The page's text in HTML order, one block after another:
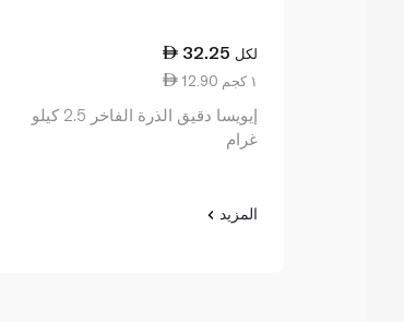
32.25 لكل
12.90 ١ كجم
إيويسا دقيق الذرة الفاخر 2.5 كيلو
غرام
المزيد